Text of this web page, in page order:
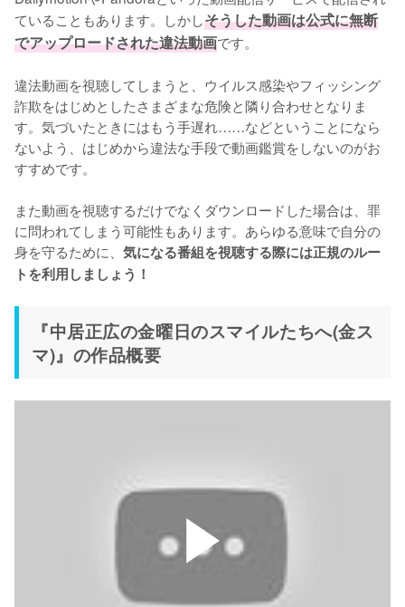
ていることもあります。しかしそうした動画は公式に無断
でアップロードされた違法動画です。
違法動画を視聴してしまうと、ウイルス感染やフィッシング
詐欺をはじめとしたさまざまな危険と隣り合わせとなりま
す。気づいたときにはもう手遅れ……などということになら
ないよう、はじめから違法な手段で動画鑑賞をしないのがお
すすめです。
また動画を視聴するだけでなくダウンロードした場合は、罪
に問われてしまう可能性もあります。あらゆる意味で自分の
身を守るために、 気になる番組を視聴する際には正規のルー
トを利用しましょう！
『中居正広の金曜日のスマイルたちへ(金ス
マ)』の作品概要